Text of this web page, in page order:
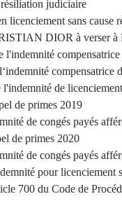
judiciaire
licenciement sans cause
DIOR à verser à
l'indemnité compensatrice
compensatrice
de licenciement
de primes 2019
de congés payés
de primes 2020
de congés payés
pour licenciement
700 du Code de